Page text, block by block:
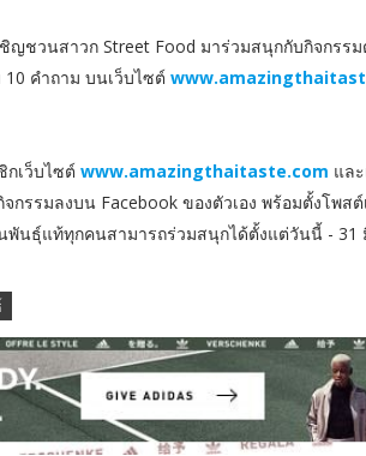
ชิญชวนสาวก Street Food มาร่วมสนุกกับกิจกร
คำถาม บนเว็บไซต์
กเว็บไซต์ www.amazingthaitaste.com แล
กรรมลงบน Facebook ของตัวเอง พร้อมตั้งโพส
พันธุ์แท้ทุกคนสามารถร่วมสนุกได้ตั้งแต่วันนี้ -